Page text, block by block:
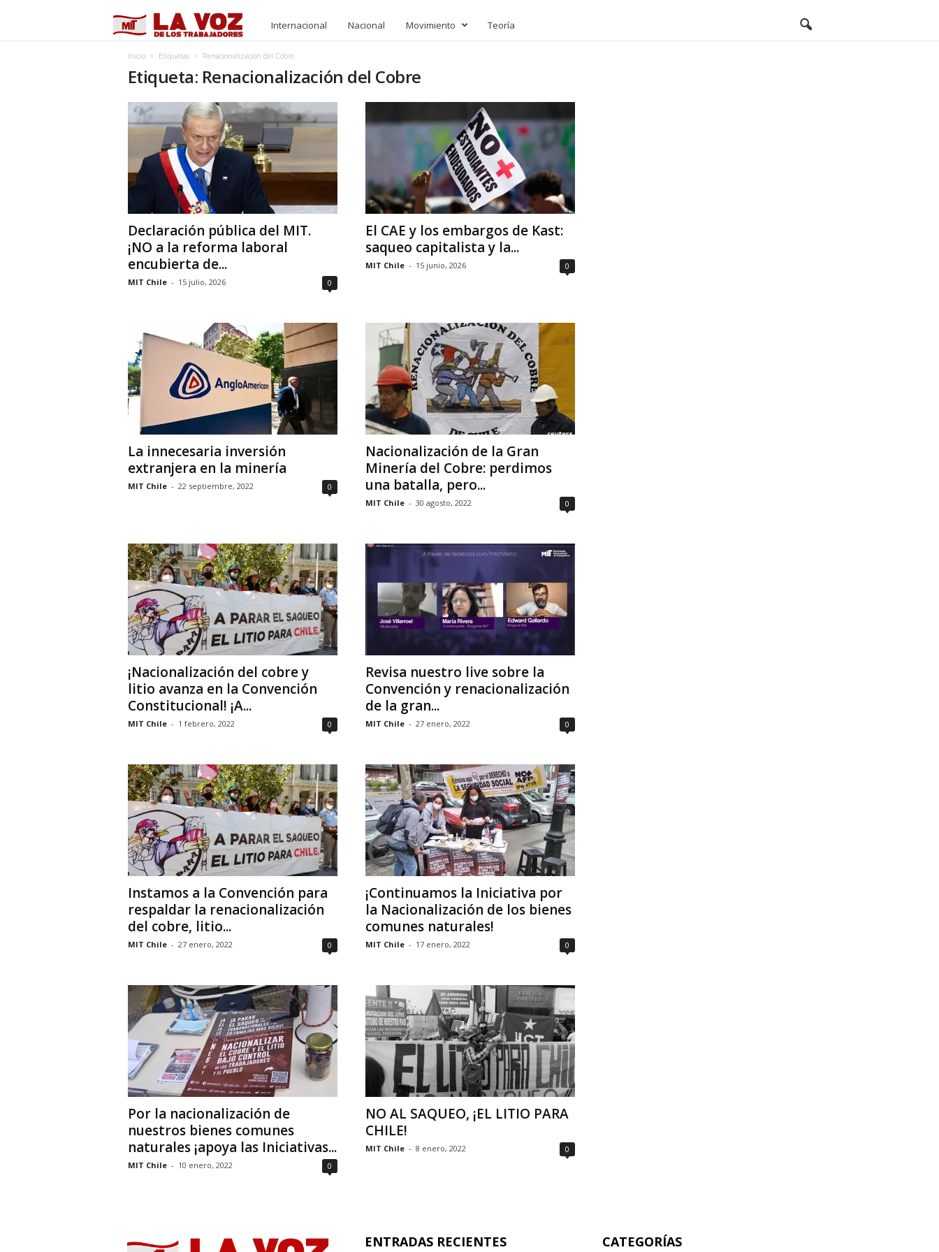
I
T
Internacional Nacional Movimiento Teoría
Inicio Etiquetas Renacionalización del Cobre
Etiqueta: Renacionalización del Cobre
Declaración pública del MIT.
¡NO a la reforma laboral
encubierta de...
MIT Chile - 15 julio, 2026 0
El CAE y los embargos de Kast:
saqueo capitalista y la...
MIT Chile - 15 junio, 2026 0
La innecesaria inversión
extranjera en la minería
MIT Chile - 22 septiembre, 2022 0
Nacionalización de la Gran
Minería del Cobre: perdimos
una batalla, pero...
MIT Chile - 30 agosto, 2022 0
¡Nacionalización del cobre y
litio avanza en la Convención
Constitucional! ¡A...
MIT Chile - 1 febrero, 2022 0
Revisa nuestro live sobre la
Convención y renacionalización
de la gran...
MIT Chile - 27 enero, 2022 0
Instamos a la Convención para
respaldar la renacionalización
del cobre, litio...
MIT Chile - 27 enero, 2022 0
¡Continuamos la Iniciativa por
la Nacionalización de los bienes
comunes naturales!
MIT Chile - 17 enero, 2022 0
Por la nacionalización de
nuestros bienes comunes
naturales ¡apoya las Iniciativas...
MIT Chile - 10 enero, 2022 0
NO AL SAQUEO, ¡EL LITIO PARA
CHILE!
MIT Chile - 8 enero, 2022 0
ENTRADAS RECIENTES CATEGORÍAS